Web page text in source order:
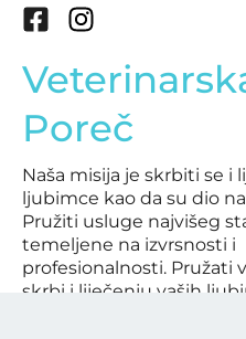
F
c
e
b
o
k
-
s
q
I
s
t
a
r
a
m
Poreč
Naša misija je skrbiti se i
ljubimce kao da su dio
Pružiti usluge najvišeg
temeljene na izvrsnosti i
profesionalnosti. Pružati
skrbi i liječenju vaših